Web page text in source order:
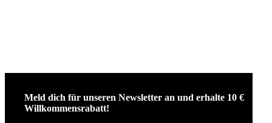
Meld dich für unseren Newsletter an und erhalte 10 €
Willkommensrabatt!